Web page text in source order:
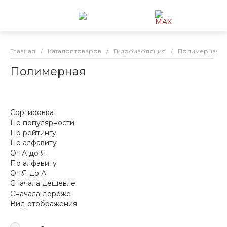
Главная / Каталог товаров / Гидроизоляция / Полимерная
Полимерная
Сортировка
По популярности
По рейтингу
По алфавиту
От А до Я
По алфавиту
От Я до А
Сначала дешевле
Сначала дороже
Вид отображения